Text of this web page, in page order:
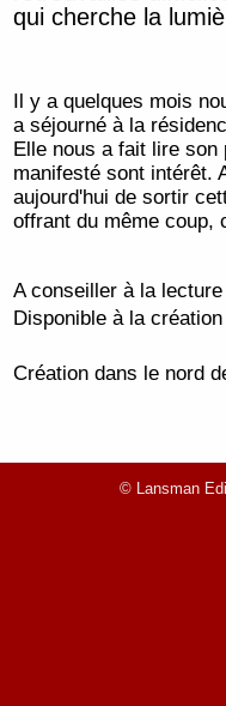
qui cherche la
Il y a quelques mois
a séjourné à la
Elle nous a fait lire son
manifesté sont intérêt.
aujourd'hui de sortir
offrant du même coup,
A conseiller à la
Disponible à la
Création dans le nord
© Lansman